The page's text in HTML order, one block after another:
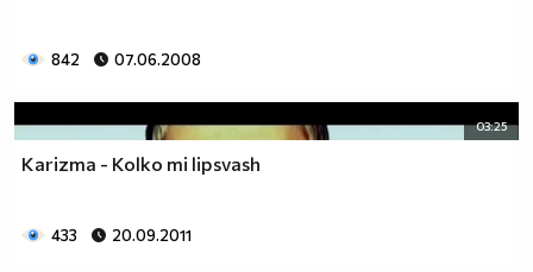
842 07.06.2008
03:25
Karizma - Kolko mi lipsvash
433 20.09.2011